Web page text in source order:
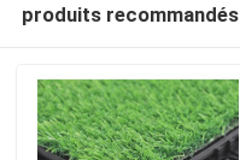
produits recommandés